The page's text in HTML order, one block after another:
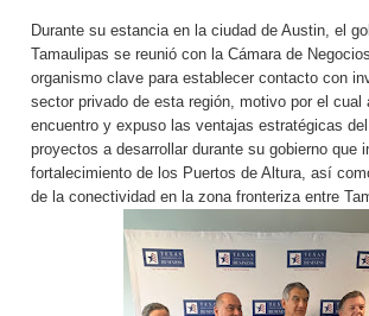
Durante su estancia en la ciudad de Austin, el
Tamaulipas se reunió con la Cámara de
organismo clave para establecer contacto con
sector privado de esta región, motivo por el cual
encuentro y expuso las ventajas estratégicas
proyectos a desarrollar durante su gobierno que
fortalecimiento de los Puertos de Altura, así
de la conectividad en la zona fronteriza entre